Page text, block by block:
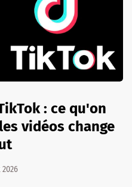
: ce qu'on
vidéos change